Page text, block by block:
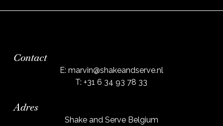
Contact
E: marvin@shakeandserve.nl
T:+31 6 34 93 78 33
Adres
Shake and Serve Belgium